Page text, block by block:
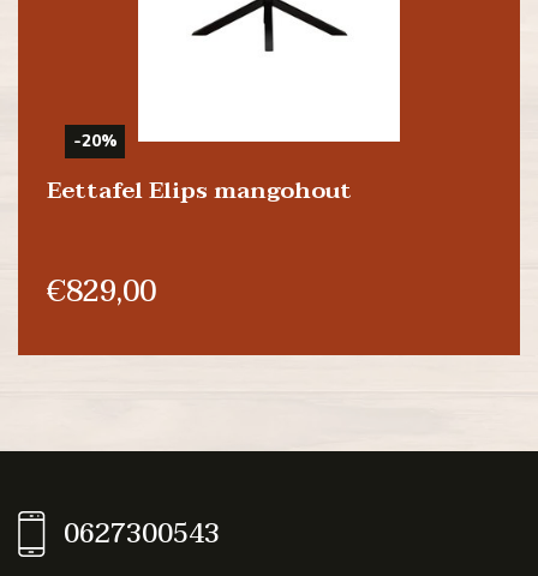
-20%
Eettafel Elips mangohout
€829,00
0627300543